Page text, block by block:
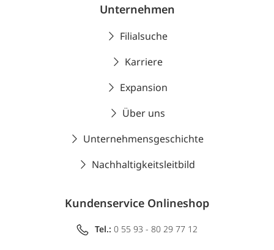
Unternehmen
Filialsuche
Karriere
Expansion
Über uns
Unternehmensgeschichte
Nachhaltigkeitsleitbild
Kundenservice Onlineshop
Tel.: 0 55 93 - 80 29 77 12